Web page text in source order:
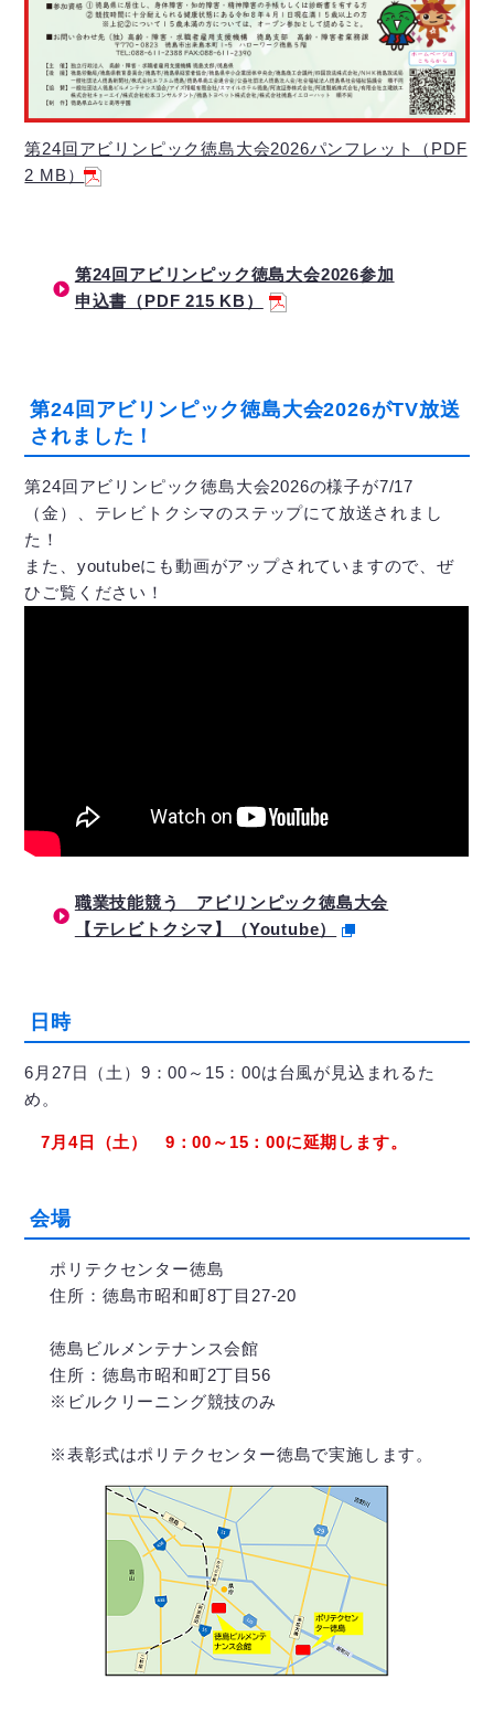
第24回アビリンピック徳島大会2026パンフレット（PDF
2 MB）
第24回アビリンピック徳島大会2026参加
申込書（PDF 215 KB）
第24回アビリンピック徳島大会2026がTV放送
されました！
第24回アビリンピック徳島大会2026の様子が7/17
（金）、テレビトクシマのステップにて放送されまし
た！
また、youtubeにも動画がアップされていますので、ぜ
ひご覧ください！
職業技能競う アビリンピック徳島大会
【テレビトクシマ】（Youtube）
日時
6月27日（土）9：00～15：00は台風が見込まれるた
め。
7月4日（土） 9：00～15：00に延期します。
会場
ポリテクセンター徳島
住所：徳島市昭和町8丁目27-20
徳島ビルメンテナンス会館
住所：徳島市昭和町2丁目56
※ビルクリーニング競技のみ
※表彰式はポリテクセンター徳島で実施します。